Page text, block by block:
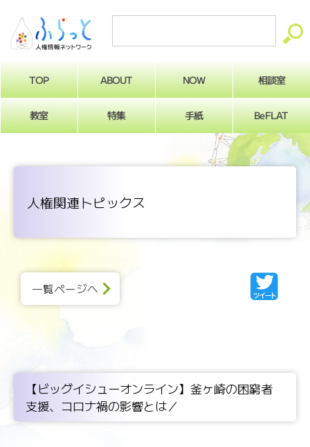
TOP ABOUT NOW 相談室
教室 特集 手紙 BeFLAT
人権関連トピックス
一覧ページへ
【ビッグイシューオンライン】釜ヶ崎の困窮者
支援、コロナ禍の影響とは／